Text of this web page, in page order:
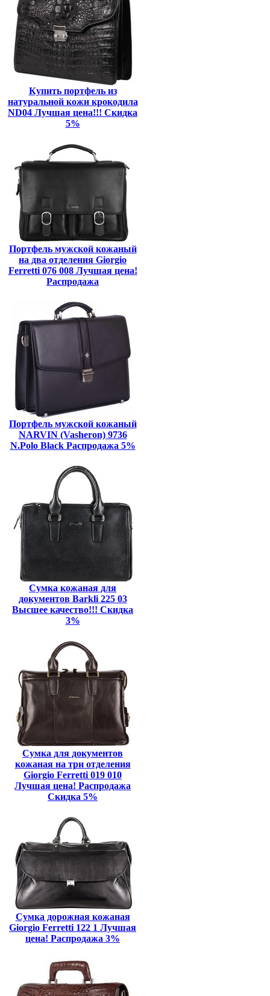
Купить портфель из
натуральной кожи крокодила
ND04 Лучшая цена!!! Скидка
5%
Портфель мужской кожаный
на два отделения Giorgio
Ferretti 076 008 Лучшая цена!
Распродажа
Портфель мужской кожаный
NARVIN (Vasheron) 9736
N.Polo Black Распродажа 5%
Сумка кожаная для
документов Barkli 225 03
Высшее качество!!! Скидка
3%
Сумка для документов
кожаная на три отделения
Giorgio Ferretti 019 010
Лучшая цена! Распродажа
Скидка 5%
Сумка дорожная кожаная
Giorgio Ferretti 122 1 Лучшая
цена! Распродажа 3%